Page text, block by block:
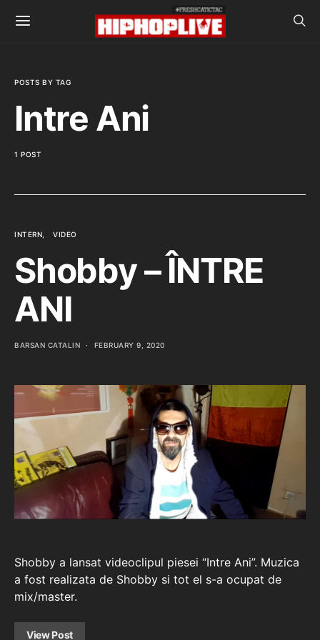
POSTS BY TAG
Intre Ani
1 POST
INTERN VIDEO
Shobby – ÎNTRE
ANI
BARSAN CATALIN FEBRUARY 9, 2020
Shobby a lansat videoclipul piesei “Intre Ani”. Muzica
a fost realizata de Shobby si tot el s-a ocupat de
mix/master.
View Post